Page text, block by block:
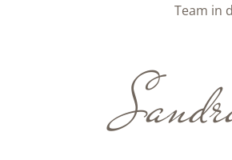
Team in